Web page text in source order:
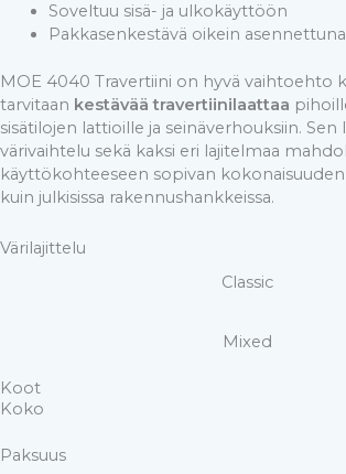
Soveltuu sisä- ja ulkokäyttöön
Pakkasenkestävä oikein asennettuna
MOE 4040 Travertiini on hyvä vaihtoehto
tarvitaan kestävää travertiinilaattaa
sisätilojen lattioille ja seinäverhouksiin.
värivaihtelu sekä kaksi eri lajitelmaa
käyttökohteeseen sopivan kokonaisuuden
kuin julkisissa rakennushankkeissa.
Värilajittelu
Classic
Mixed
Koot
Koko
Paksuus